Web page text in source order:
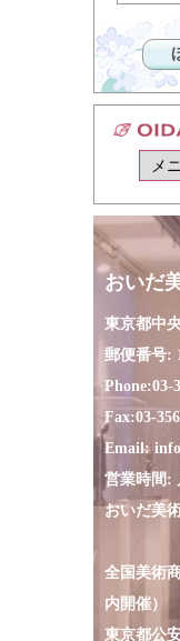
おいだ
東京都中
郵便番号:
Phone:03-
Fax:03-
Email:
営業時間:
おいだ美
全国美術
内開催）
東京都公